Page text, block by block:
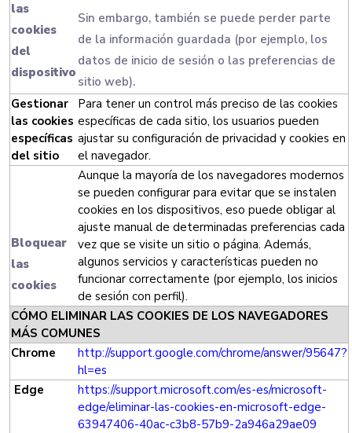
las
cookies
del
dispositivo
Sin embargo, también se puede perder parte
de la información guardada (por ejemplo, los
datos de inicio de sesión o las preferencias de
sitio web).
Gestionar
las cookies
específicas
del sitio
Para tener un control más preciso de las cookies
específicas de cada sitio, los usuarios pueden
ajustar su configuración de privacidad y cookies en
el navegador.
Bloquear
las
cookies
Aunque la mayoría de los navegadores modernos
se pueden configurar para evitar que se instalen
cookies en los dispositivos, eso puede obligar al
ajuste manual de determinadas preferencias cada
vez que se visite un sitio o página. Además,
algunos servicios y características pueden no
funcionar correctamente (por ejemplo, los inicios
de sesión con perfil).
CÓMO ELIMINAR LAS COOKIES DE LOS NAVEGADORES
MÁS COMUNES
Chrome
http://support.google.com/chrome/answer/95647?
hl=es
Edge
https://support.microsoft.com/es-es/microsoft-
edge/eliminar-las-cookies-en-microsoft-edge-
63947406-40ac-c3b8-57b9-2a946a29ae09